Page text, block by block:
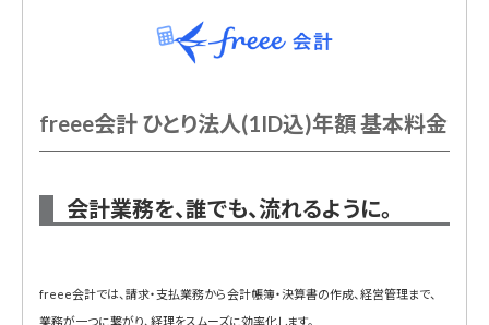
freee会計 ひとり法人(1ID込)年額 基本料金
会計業務を、誰でも、流れるように。
freee会計では、請求・支払業務から会計帳簿・決算書の作成、経営管理まで、
業務が一つに繋がり、経理をスムーズに効率化します。